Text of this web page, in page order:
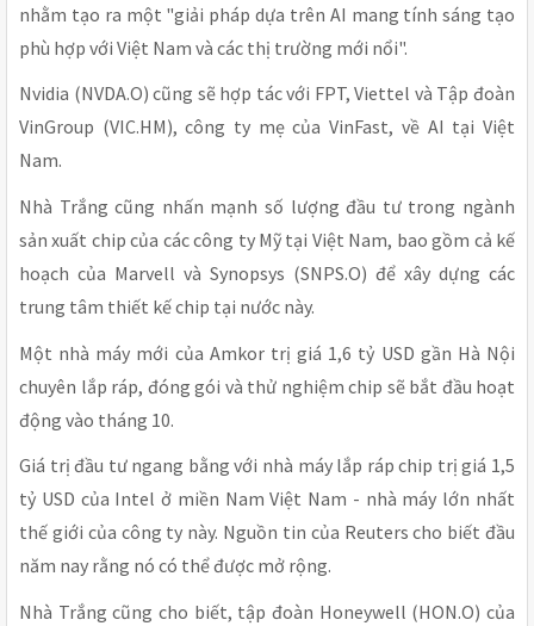
nhằm tạo ra một "giải pháp dựa trên AI mang tính sáng tạo
phù hợp với Việt Nam và các thị trường mới nổi".
Nvidia (NVDA.O) cũng sẽ hợp tác với FPT, Viettel và Tập đoàn
VinGroup (VIC.HM), công ty mẹ của VinFast, về AI tại Việt
Nam.
Nhà Trắng cũng nhấn mạnh số lượng đầu tư trong ngành
sản xuất chip của các công ty Mỹ tại Việt Nam, bao gồm cả kế
hoạch của Marvell và Synopsys (SNPS.O) để xây dựng các
trung tâm thiết kế chip tại nước này.
Một nhà máy mới của Amkor trị giá 1,6 tỷ USD gần Hà Nội
chuyên lắp ráp, đóng gói và thử nghiệm chip sẽ bắt đầu hoạt
động vào tháng 10.
Giá trị đầu tư ngang bằng với nhà máy lắp ráp chip trị giá 1,5
tỷ USD của Intel ở miền Nam Việt Nam - nhà máy lớn nhất
thế giới của công ty này. Nguồn tin của Reuters cho biết đầu
năm nay rằng nó có thể được mở rộng.
Nhà Trắng cũng cho biết, tập đoàn Honeywell (HON.O) của